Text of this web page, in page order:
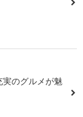
実のグルメが魅